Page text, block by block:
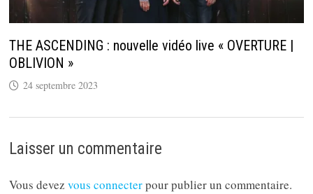
THE ASCENDING : nouvelle vidéo live « OVERTURE |
OBLIVION »
24 septembre 2023
Laisser un commentaire
Vous devezvous connecterpour publier un commentaire.